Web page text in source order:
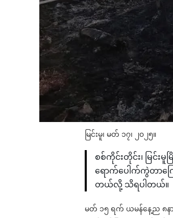
မြင်းမူ၊ မတ် ၁၇၊ ၂၀၂၅။
စစ်ကိုင်းတိုင်း၊ မြင်
ရောက်ပေါက်ကွဲတာကြေ
တယ်လို့ သိရပါတယ်။
မတ် ၁၅ ရက် ယမန်နေ့ည ၈နာ